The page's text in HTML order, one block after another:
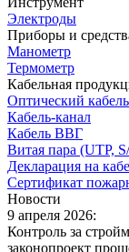
Электроды
Приборы и
Манометр
Термометр
Кабельная
Оптический кабель
Кабель-канал
Кабель ВВГ
Витая пара (UTP,
Декларация на
Сертификат
Новости
9 апреля 2026:
Контроль за
законопроект